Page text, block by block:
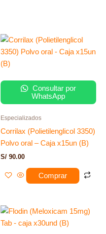
Consultar por
WhatsApp
Especializados
Corrilax (Polietilenglicol 3350)
Polvo oral – Caja x15un (B)
S/ 90.00
Comprar